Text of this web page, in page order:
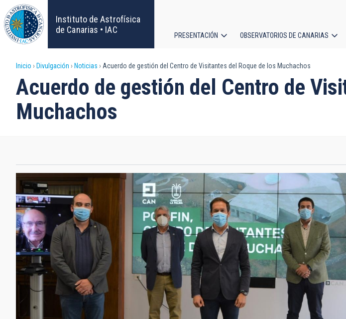
Pasar
al
contenido
principal
Instituto de Astrofísica
de Canarias • IAC
principal
PRESENTACIÓN OBSERVATORIOS DE CANARIAS
Sobrescribir
enlaces
de
a
la
navegación
Inicio Divulgación Noticias Acuerdo de gestión del Centro de Visitantes del Roque de los Muchachos
Acuerdo de gestión del Centro de
Muchachos